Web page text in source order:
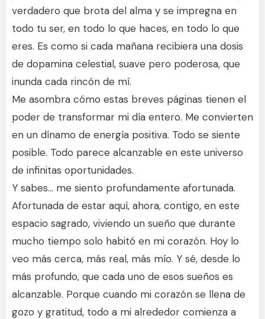
verdadero que brota del alma y se impregna en
todo tu ser, en todo lo que haces, en todo lo que
eres. Es como si cada mañana recibiera una dosis
de dopamina celestial, suave pero poderosa, que
inunda cada rincón de mí.
Me asombra cómo estas breves páginas tienen el
poder de transformar mi día entero. Me convierten
en un dínamo de energía positiva. Todo se siente
posible. Todo parece alcanzable en este universo
de infinitas oportunidades.
Y sabes… me siento profundamente afortunada.
Afortunada de estar aquí, ahora, contigo, en este
espacio sagrado, viviendo un sueño que durante
mucho tiempo solo habitó en mi corazón. Hoy lo
veo más cerca, más real, más mío. Y sé, desde lo
más profundo, que cada uno de esos sueños es
alcanzable. Porque cuando mi corazón se llena de
gozo y gratitud, todo a mi alrededor comienza a